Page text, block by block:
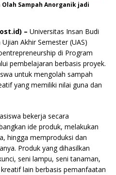
Olah Sampah Anorganik jadi
– Universitas Insan Budi
Akhir Semester (UAS)
di Program
pembelajaran berbasis proyek.
untuk mengolah sampah
yang memiliki nilai guna dan
bekerja secara
ide produk, melakukan
hingga memproduksi dan
Produk yang dihasilkan
seni lampu, seni tanaman,
lain berbasis pemanfaatan